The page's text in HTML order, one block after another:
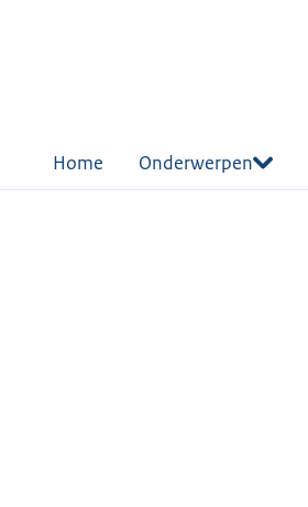
Home Onderwerpen